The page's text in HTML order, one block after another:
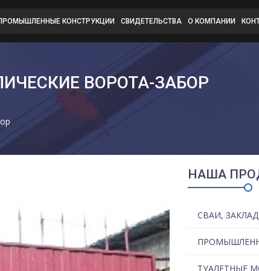
КОНСТРУКЦИИ СВИДЕТЕЛЬСТВА О КОМПАНИИ
ВОРОТА-ЗАБОР
НАША
СВАИ,
ТУАЛЕТНЫЕ